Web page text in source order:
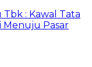
Tbk : Kawal Tata
Menuju Pasar